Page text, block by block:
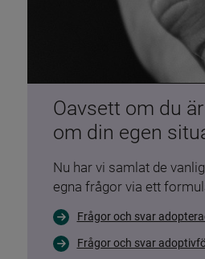
Oavsett om du
om din egen
Nu har vi samlat de
egna frågor via ett
Frågor och svar
Frågor och svar